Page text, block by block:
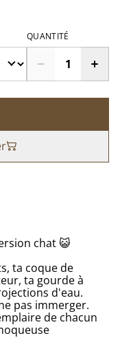
QUANTITÉ
chat 😺
ta coque de
ta gourde à
d'eau.
pas immerger.
de chacun